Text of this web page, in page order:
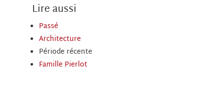
Lire aussi
Passé
Architecture
Période récente
Famille Pierlot